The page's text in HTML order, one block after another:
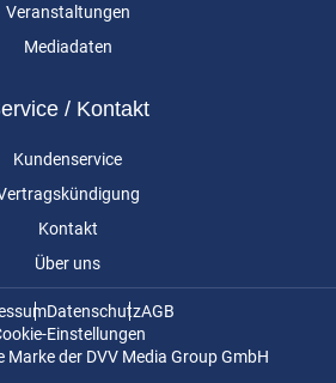
Veranstaltungen
Mediadaten
/ Kontakt
Kundenservice
Kontakt
Über uns
DatenschutzAGB
Einstellungen
Marke der DVV Media Group GmbH